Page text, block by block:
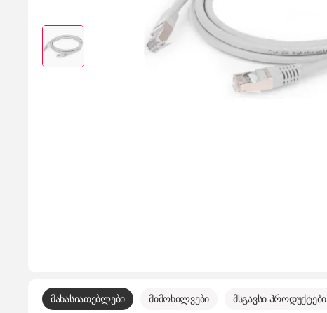
მახასიათებლები მიმოხილვები მსგავსი პროდუქტები